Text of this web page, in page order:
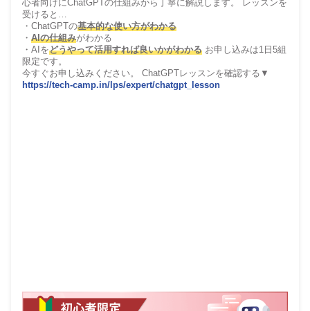
心者向けにChatGPTの仕組みから丁寧に解説します。 レッスンを
受けると…
・ChatGPTの基本的な使い方がわかる
・ AIの仕組みがわかる
・AIをどうやって活用すれば良いかがわかる お申し込みは1日5組
限定です。
今すぐお申し込みください。 ChatGPTレッスンを確認する▼
https://tech-camp.in/lps/expert/chatgpt_lesson